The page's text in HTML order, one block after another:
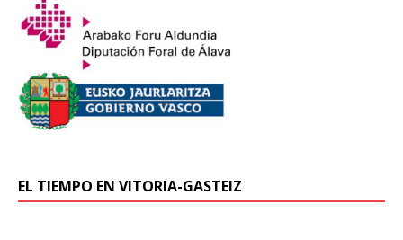
EL TIEMPO EN VITORIA-GASTEIZ